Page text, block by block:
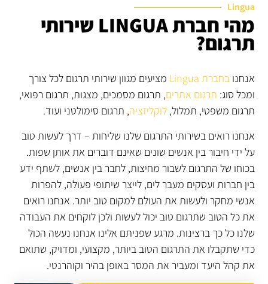
Lingua
מהי חברת LINGUA שירותי
תרגום?
אנחנובחברת Lingua
מציעים מגוון שירותי תרגום לכל צורך
ומכל סוג: תרגום אתרים, תרגום מסמכים, מצגות, תרגום רפואי,
תרגום משפטי, תמלול,לוקליזציה, תרגום סימולטני ועוד.
אנחנו רואים בשירותי התרגום שלנו שליחות – דרך לעשות טוב
על ידי חיבור בין אנשים שונים שאינם דוברים את אותן שפות.
בכוחו של התרגום לשבור מחיצות, לחבר בין אנשים, לשתף ידע
בין חברות ועסקים מעבר לים, לייצר שיתופי פעולה, להפרות
אנשי מחקר ולעשות את העולם למקום טוב יותר. אנחנו רואים
את כל הטוב שתרגום טוב יכול לעשות ולכן לוקחים את העבודה
שלנו כל כך ברצינות. מרגע שפניתם אלינו אנחנו נעשה הכול
כדי שתקבלו את התרגום הטוב ביותר, מקצועי, ומדויק, שתואם
את קהל היעד ומעביר את המסר באופן בהיר וקוהרנטי.